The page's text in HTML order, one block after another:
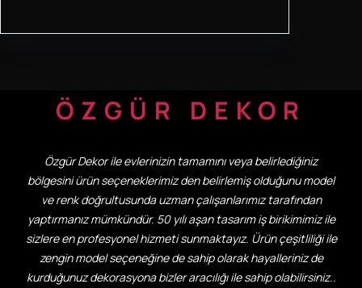
ÖZGÜR DEKOR
Özgür Dekor ile evlerinizin tamamını veya belirlediğiniz
bölgesini ürün seçeneklerimiz den belirlemiş olduğunu model
ve renk doğrultusunda uzman çalışanlarımız tarafından
yaptırmanız mümkündür. 50 yılı aşan tasarım iş birikimimiz ile
sizlere en profesyonel hizmeti sunmaktayız. Ürün çeşitliliği ile
zengin model seçeneğine de sahip olarak hayalleriniz de
kurduğunuz dekorasyona bizler aracılığı ile sahip olabilirsiniz..